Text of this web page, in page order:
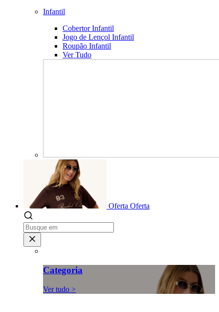
Infantil
Cobertor Infantil
Jogo de Lençol Infantil
Roupão Infantil
Ver Tudo
Oferta Oferta
Categoria
Ver tudo >